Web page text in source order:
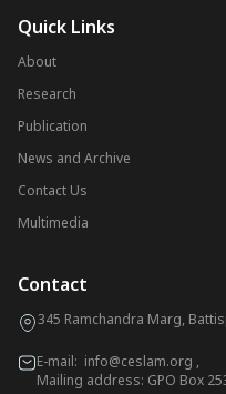
Quick Links
About
Research
Publication
News and Archive
Contact Us
Multimedia
Contact
345 Ramchandra Marg,
E-mail: info@ceslam.org ,
Mailing address: GPO Box